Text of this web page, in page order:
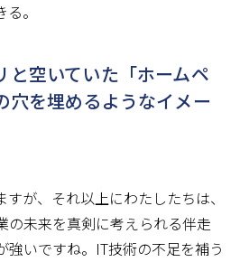
。
と空いていた「ホームペ
穴を埋めるようなイメー
が、それ以上にわたしたちは、
の未来を真剣に考えられる伴走
強いですね。IT技術の不足を補う